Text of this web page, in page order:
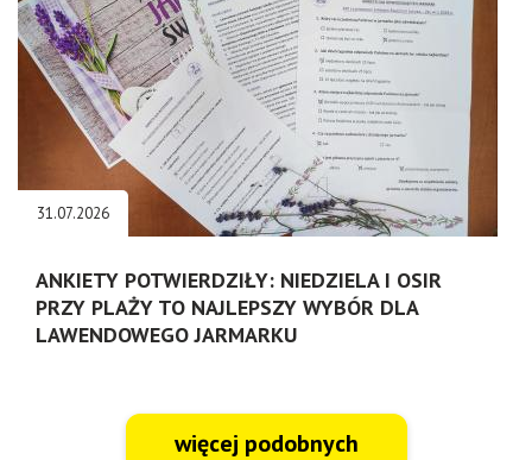
31.07.2026
ANKIETY POTWIERDZIŁY: NIEDZIELA I OSIR
PRZY PLAŻY TO NAJLEPSZY WYBÓR DLA
LAWENDOWEGO JARMARKU
więcej podobnych